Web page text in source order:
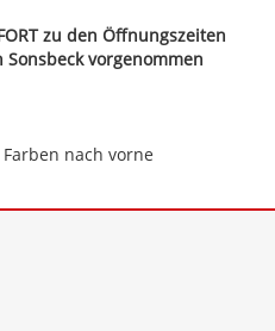
zu den Öffnungszeiten
vorgenommen
nach vorne